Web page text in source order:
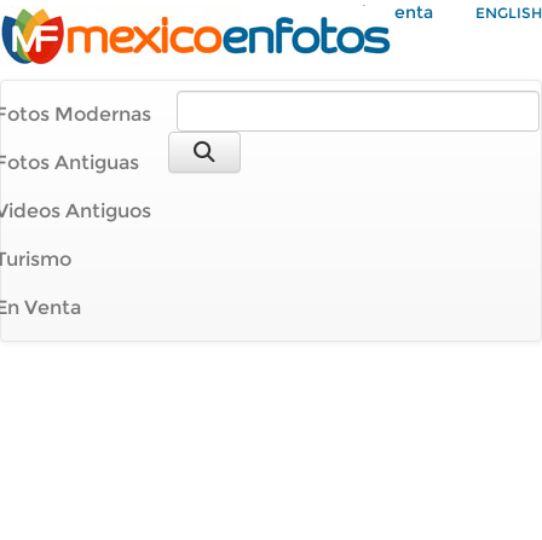
Mi Cuenta ENGLISH
Modernas
Antiguas
Antiguos
Venta